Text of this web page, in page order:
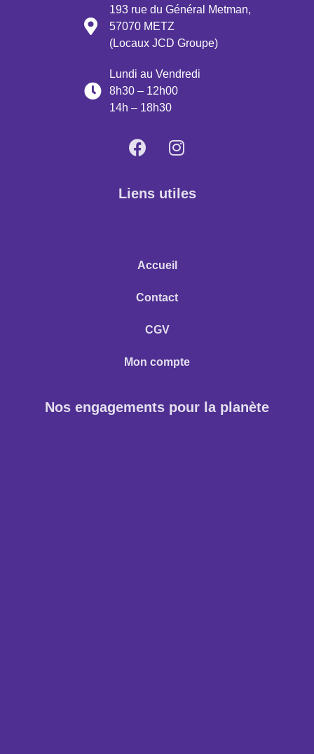
193 rue du Général Metman,
57070 METZ
(Locaux JCD Groupe)
Lundi au Vendredi
8h30 – 12h00
14h – 18h30
Liens utiles
Accueil
Contact
CGV
Mon compte
Nos engagements pour la planète